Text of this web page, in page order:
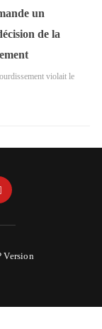
un
de la
violait le
Version